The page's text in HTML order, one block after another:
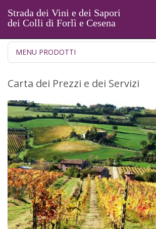
Strada dei Vini e dei Sapori
dei Colli di Forlì e Cesena
MENU PRODOTTI
Carta dei Prezzi e dei Servizi